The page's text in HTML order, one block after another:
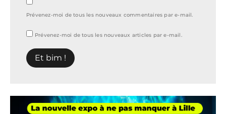
Prévenez-moi de tous les nouveaux commentaires par e-mail.
Prévenez-moi de tous les nouveaux articles par e-mail.